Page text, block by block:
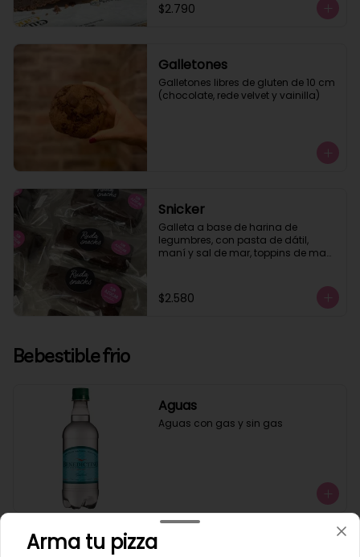
recomendamos calentar 10 seg.
$2.790
Galletones
Galletones libres de gluten de 10 cm
(chocolate, rede velvet y vainilla)
Snicker
Galleta a base de harina de
legumbres, con pasta de dátil,
maní y sal de mar, toppins de maní
lactosa, libre de gluten.
$2.580
Bebestible frio
Aguas
Aguas con gas y sin gas
Arma tu pizza